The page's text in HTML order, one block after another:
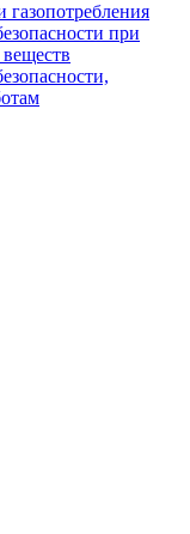
газопотребления
при